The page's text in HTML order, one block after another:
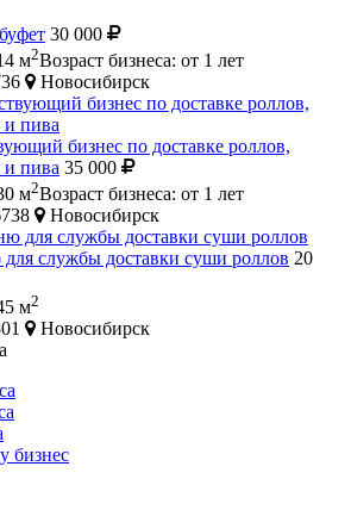
30 000
м2Возраст бизнеса: от 1 лет
Новосибирск
бизнес по доставке роллов,
и пива 35 000
м2Возраст бизнеса: от 1 лет
Новосибирск
службы доставки суши роллов 20
м2
Новосибирск
бизнес